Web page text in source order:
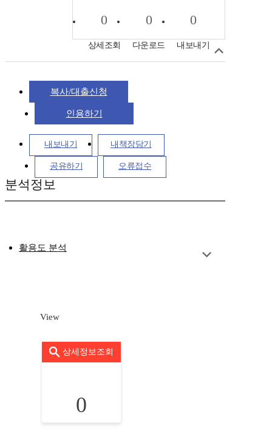
0
상세조회
0
다운로드
0
내보내기
복사/대출신청
인용하기
내보내기 내책장담기
공유하기 오류접수
분석정보
활용도 분석
View
상세정보조회
0